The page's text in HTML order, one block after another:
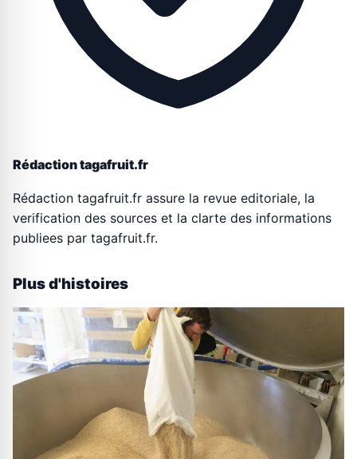
Rédaction tagafruit.fr
Rédaction tagafruit.fr assure la revue editoriale, la
verification des sources et la clarte des informations
publiees par tagafruit.fr.
Plus d'histoires